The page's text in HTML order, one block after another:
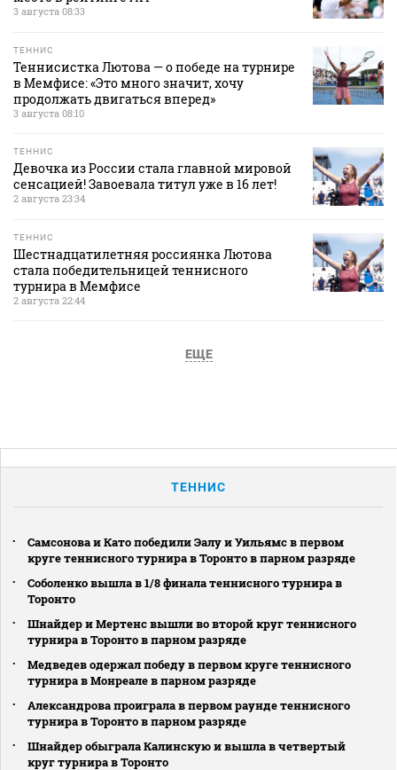
3 августа 08:33
ТЕННИС
Теннисистка Лютова — о победе на турнире
в Мемфисе: «Это много значит, хочу
продолжать двигаться вперед»
3 августа 08:10
ТЕННИС
Девочка из России стала главной мировой
сенсацией! Завоевала титул уже в 16 лет!
2 августа 23:34
ТЕННИС
Шестнадцатилетняя россиянка Лютова
стала победительницей теннисного
турнира в Мемфисе
2 августа 22:44
ЕЩЕ
ТЕННИС
Самсонова и Като победили Эалу и Уильямс в первом
круге теннисного турнира в Торонто в парном разряде
Соболенко вышла в 1/8 финала теннисного турнира в
Торонто
Шнайдер и Мертенс вышли во второй круг теннисного
турнира в Торонто в парном разряде
Медведев одержал победу в первом круге теннисного
турнира в Монреале в парном разряде
Александрова проиграла в первом раунде теннисного
турнира в Торонто в парном разряде
Шнайдер обыграла Калинскую и вышла в четвертый
круг турнира в Торонто